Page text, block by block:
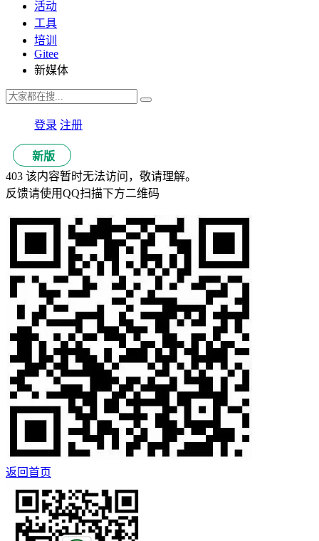
活动
工具
培训
Gitee
新媒体
登录 注册
新版
403 该内容暂时无法访问，敬请理解。
反馈请使用QQ扫描下方二维码
返回首页